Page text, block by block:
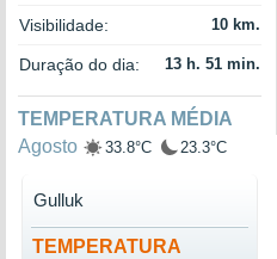
Visibilidade: 10 km.
Duração do dia: 13 h. 51 min.
TEMPERATURA MÉDIA
Agosto
33.8°C 23.3°C
TEMPERATURA
Gulluk